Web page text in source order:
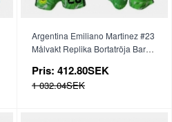
Argentina Emiliano Martinez #23
Målvakt Replika Bortatröja Barn
Pris: 412.80SEK
1 032.04SEK